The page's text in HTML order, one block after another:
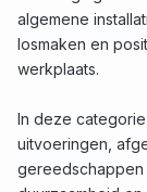
algemene
losmaken en
werkplaats.
In deze
uitvoeringen,